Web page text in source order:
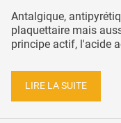
Antalgique,
plaquettaire mais
principe actif, l'acide
LIRE LA SUITE